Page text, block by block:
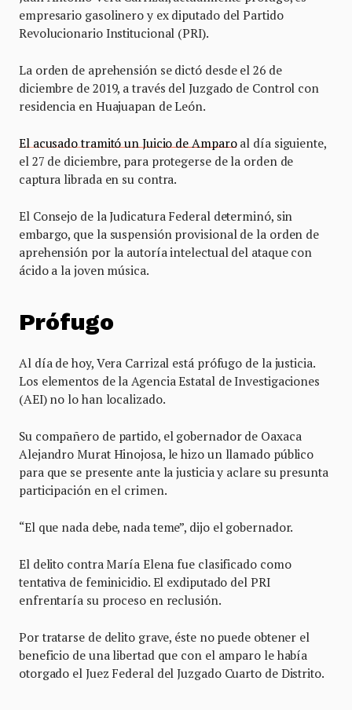
empresario gasolinero y ex diputado del Partido
Revolucionario Institucional (PRI).
La orden de aprehensión se dictó desde el 26 de
diciembre de 2019, a través del Juzgado de Control con
residencia en Huajuapan de León.
El acusado tramitó un Juicio de Amparoal día siguiente,
el 27 de diciembre, para protegerse de la orden de
captura librada en su contra.
El Consejo de la Judicatura Federal determinó, sin
embargo, que la suspensión provisional de la orden de
aprehensión por la autoría intelectual del ataque con
ácido a la joven música.
Prófugo
Al día de hoy, Vera Carrizal está prófugo de la justicia.
Los elementos de la Agencia Estatal de Investigaciones
(AEI) no lo han localizado.
Su compañero de partido, el gobernador de Oaxaca
Alejandro Murat Hinojosa, le hizo un llamado público
para que se presente ante la justicia y aclare su presunta
participación en el crimen.
“El que nada debe, nada teme”, dijo el gobernador.
El delito contra María Elena fue clasificado como
tentativa de feminicidio. El exdiputado del PRI
enfrentaría su proceso en reclusión.
Por tratarse de delito grave, éste no puede obtener el
beneficio de una libertad que con el amparo le había
otorgado el Juez Federal del Juzgado Cuarto de Distrito.